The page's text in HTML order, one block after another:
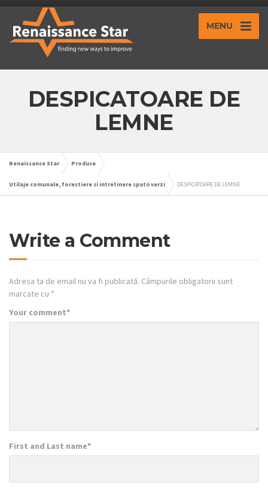
MENU
DESPICATOARE DE
LEMNE
Renaissance Star Produse
Utilaje comunale, forestiere si intretinere spatii verzi DESPICATOARE DE LEMNE
Write a Comment
Adresa ta de email nu va fi publicată. Câmpurile obligatorii sunt
marcate cu *
Your comment*
First and Last name*